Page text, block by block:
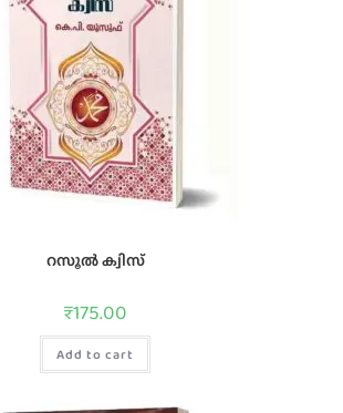
റസൂൽ ക്വിസ്
₹175.00
Add to cart